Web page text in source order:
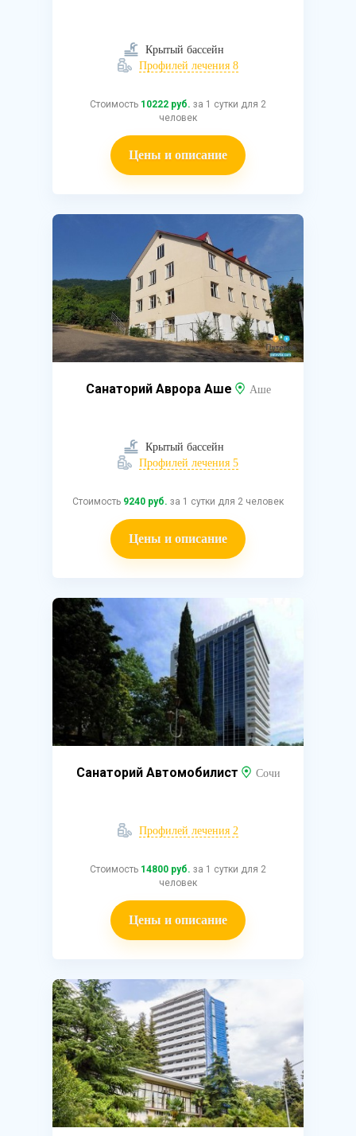
Крытый бассейн
Профилей лечения 8
Стоимость 10222 руб. за 1 сутки для 2
человек
Цены и описание
Санаторий Аврора Аше Аше
Крытый бассейн
Профилей лечения 5
Стоимость 9240 руб. за 1 сутки для 2 человек
Цены и описание
Санаторий Автомобилист Сочи
Профилей лечения 2
Стоимость 14800 руб. за 1 сутки для 2
человек
Цены и описание